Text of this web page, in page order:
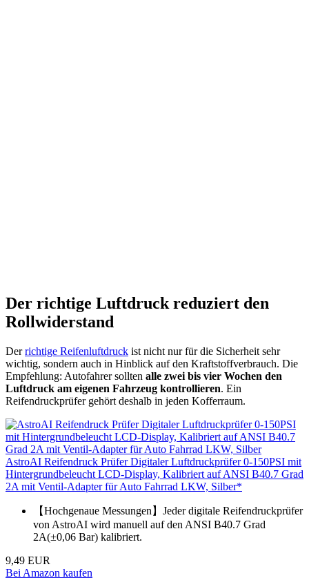
Der richtige Luftdruck reduziert den
Rollwiderstand
Derrichtige Reifenluftdruck ist nicht nur für die Sicherheit sehr
wichtig, sondern auch in Hinblick auf den Kraftstoffverbrauch. Die
Empfehlung: Autofahrer sollten alle zwei bis vier Wochen den
Luftdruck am eigenen Fahrzeug kontrollieren. Ein
Reifendruckprüfer gehört deshalb in jeden Kofferraum.
AstroAI Reifendruck Prüfer Digitaler Luftdruckprüfer 0-150PSI mit
Hintergrundbeleucht LCD-Display, Kalibriert auf ANSI B40.7 Grad
2A mit Ventil-Adapter für Auto Fahrrad LKW, Silber*
【Hochgenaue Messungen】Jeder digitale Reifendruckprüfer
von AstroAI wird manuell auf den ANSI B40.7 Grad
2A(±0,06 Bar) kalibriert.
9,49 EUR
Bei Amazon kaufen